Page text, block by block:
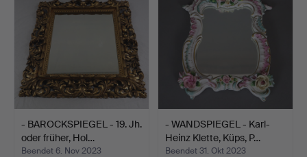
- BAROCKSPIEGEL - 19. Jh.
oder früher, Hol…
Beendet 6. Nov 2023
- WANDSPIEGEL - Karl-
Heinz Klette, Küps, P…
Beendet 31. Okt 2023